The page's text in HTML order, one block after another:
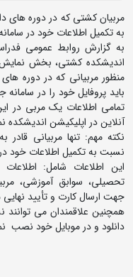
مربیان کشتی که در دوره های
به تکمیل اطلاعات خود در
به گزارش روابط عمومی
اندیشکده کشتی، بخش
منظور مربیانی که در دوره
باید پروفایل خود را در
تمامی اطلاعات یک مربی در
آنلاین در اپلیکیشن
نکته مهم: تنها مربیانی
نسبت به تکمیل اطلاعات خود
این اطلاعات شامل:
تحصیلی، سوابق آموزشی،
جهت ارسال کارت و تأیید
همچنین علاقمندان می توانند
دانلود و در موبایل خود نصب